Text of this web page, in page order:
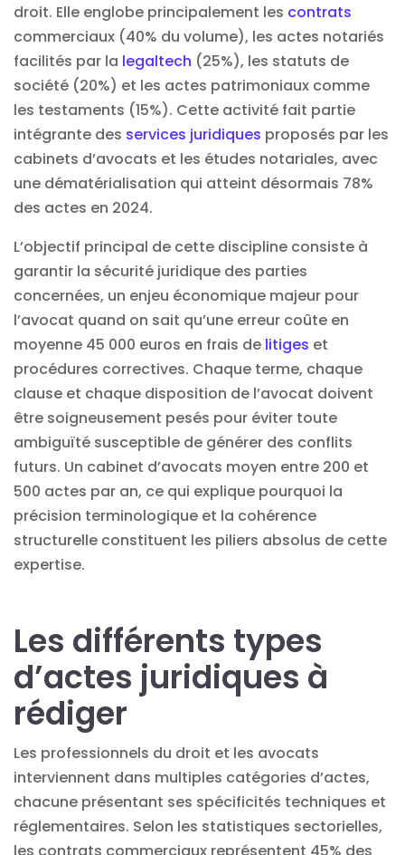
droit. Elle englobe principalement les contrats
commerciaux (40% du volume), les actes notariés
facilités par la legaltech (25%), les statuts de
société (20%) et les actes patrimoniaux comme
les testaments (15%). Cette activité fait partie
intégrante des services juridiques proposés par les
cabinets d’avocats et les études notariales, avec
une dématérialisation qui atteint désormais 78%
des actes en 2024.
L’objectif principal de cette discipline consiste à
garantir la sécurité juridique des parties
concernées, un enjeu économique majeur pour
l’avocat quand on sait qu’une erreur coûte en
moyenne 45 000 euros en frais de litiges et
procédures correctives. Chaque terme, chaque
clause et chaque disposition de l’avocat doivent
être soigneusement pesés pour éviter toute
ambiguïté susceptible de générer des conflits
futurs. Un cabinet d’avocats moyen entre 200 et
500 actes par an, ce qui explique pourquoi la
précision terminologique et la cohérence
structurelle constituent les piliers absolus de cette
expertise.
Les différents types
d’actes juridiques à
rédiger
Les professionnels du droit et les avocats
interviennent dans multiples catégories d’actes,
chacune présentant ses spécificités techniques et
réglementaires. Selon les statistiques sectorielles,